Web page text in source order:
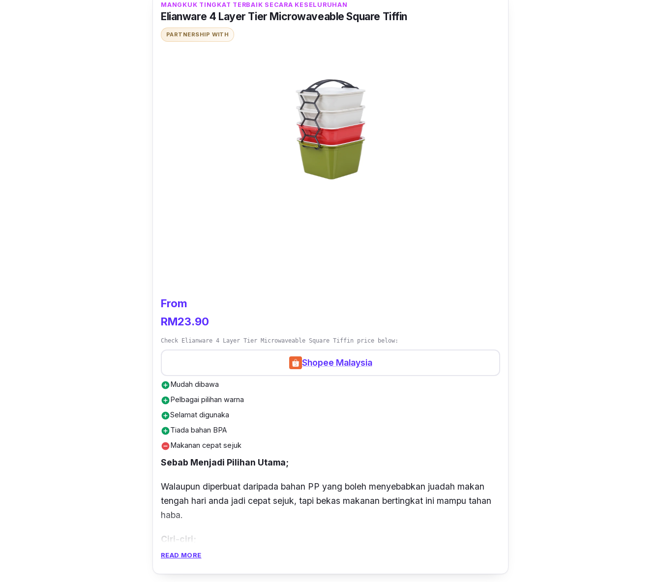
MANGKUK TINGKAT TERBAIK SECARA KESELURUHAN
Elianware 4 Layer Tier Microwaveable Square Tiffin
PARTNERSHIP WITH
From
RM23.90
Check Elianware 4 Layer Tier Microwaveable Square Tiffin price below:
Shopee Malaysia
add_circleMudah dibawa
add_circlePelbagai pilihan warna
add_circleSelamat digunaka
add_circleTiada bahan BPA
remove_circleMakanan cepat sejuk
Sebab Menjadi Pilihan Utama;
Walaupun diperbuat daripada bahan PP yang boleh menyebabkan juadah makan
tengah hari anda jadi cepat sejuk, tapi bekas makanan bertingkat ini mampu tahan
haba.
Ciri-ciri;
READ MORE